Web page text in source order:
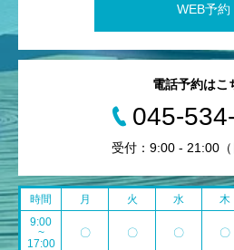
WEB予約
電話予約はこ
045-
受付：9:00 - 21:00（
時間 月 火 水 木
9:00
~
17:00
〇 〇 〇 〇